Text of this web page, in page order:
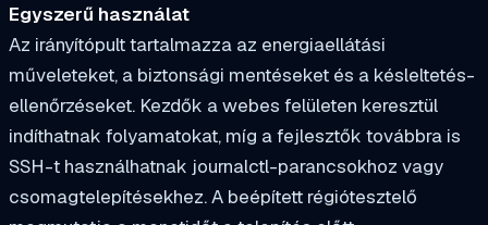
Egyszerű használat
Az irányítópult tartalmazza az energiaellátási
műveleteket, a biztonsági mentéseket és a késleltetés-
ellenőrzéseket. Kezdők a webes felületen keresztül
indíthatnak folyamatokat, míg a fejlesztők továbbra is
SSH-t használhatnak journalctl-parancsokhoz vagy
csomagtelepítésekhez. A beépített régiótesztelő